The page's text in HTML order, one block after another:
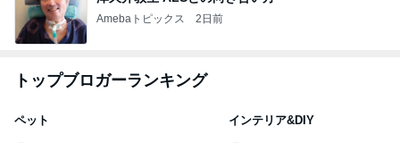
Amebaトピックス 2日前
トップブロガーランキング
ペット インテリア&DIY